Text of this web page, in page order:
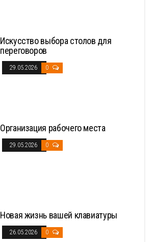
Искусство выбора столов для
переговоров
29.05.2026 0
Организация рабочего места
29.05.2026 0
Новая жизнь вашей клавиатуры
26.05.2026 0